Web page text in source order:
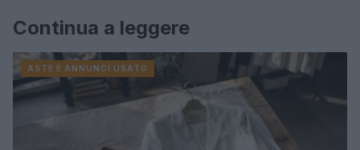
Continua a leggere
ASTE E ANNUNCI USATO